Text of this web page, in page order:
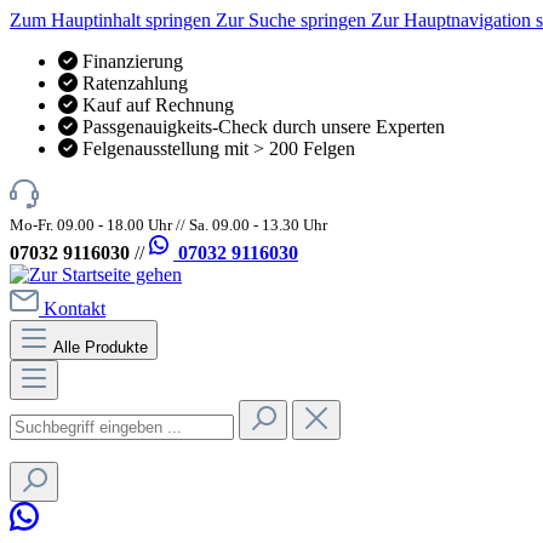
Zum Hauptinhalt springen Zur Suche springen Zur Hauptnavigation
Finanzierung
Ratenzahlung
Kauf auf Rechnung
Passgenauigkeits-Check durch unsere Experten
Felgenausstellung mit > 200 Felgen
Mo-Fr. 09.00 - 18.00 Uhr // Sa. 09.00 - 13.30 Uhr
07032 9116030 // 07032 9116030
Kontakt
Alle Produkte